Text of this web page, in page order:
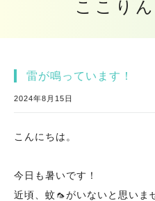
ここり
雷が鳴っています！
2024年8月15日
こんにちは。
今日も暑いです！
近頃、蚊🦟がいないと思いま